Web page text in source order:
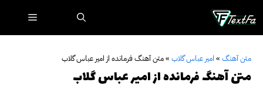
محتوا
فهرست
متن آهنگ » امیر عباس گلاب »متن آهنگ فرمانده از امیر عباس گلاب
متن آهنگ فرمانده از امیر عباس گلاب